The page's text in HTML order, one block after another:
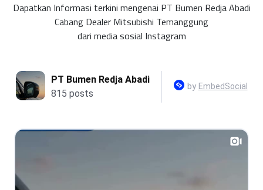
Dapatkan Informasi terkini mengenai PT Bumen Redja Abadi
Cabang Dealer Mitsubishi Temanggung
dari media sosial Instagram